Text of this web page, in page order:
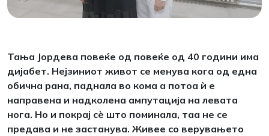
Тања Јордева повеќе од повеќе од 40 години има
дијабет. Нејзиниот живот се менува кога од една
обична рана, паднала во кома а потоа ѝ е
направена и надколена ампутација на левата
нога. Но и покрај сѐ што поминала, таа не се
предава и не застанува. Живее со верувањето